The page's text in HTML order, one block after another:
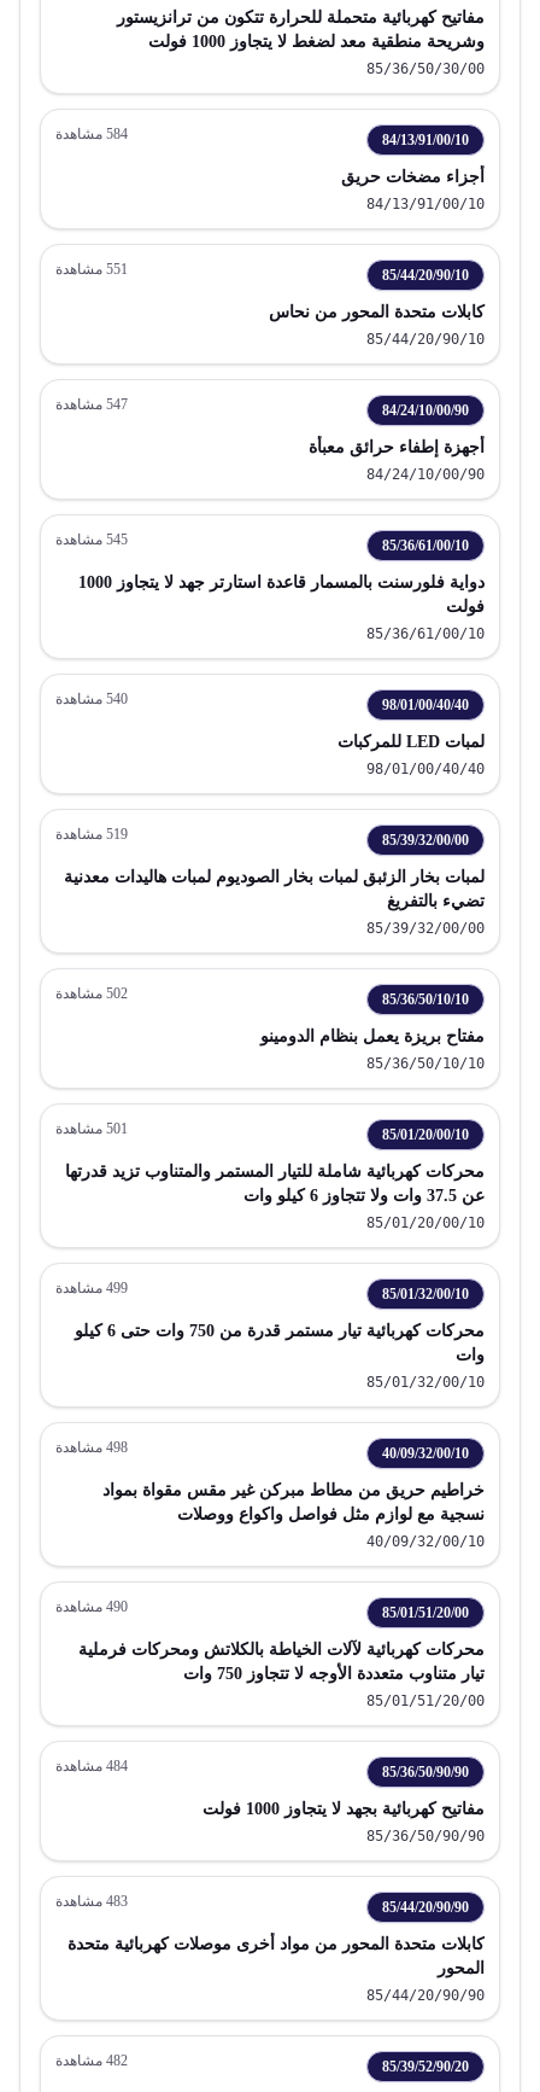
مفاتيح كهربائية متحملة للحرارة تتكون من ترانزيستور
وشريحة منطقية معد لضغط لا يتجاوز 1000 فولت
85/36/50/30/00
84/13/91/00/10
584 مشاهدة
أجزاء مضخات حريق
84/13/91/00/10
85/44/20/90/10
551 مشاهدة
كابلات متحدة المحور من نحاس
85/44/20/90/10
84/24/10/00/90
547 مشاهدة
أجهزة إطفاء حرائق معبأة
84/24/10/00/90
85/36/61/00/10
545 مشاهدة
دواية فلورسنت بالمسمار قاعدة استارتر جهد لا يتجاوز 1000
فولت
85/36/61/00/10
98/01/00/40/40
540 مشاهدة
لمبات LED للمركبات
98/01/00/40/40
85/39/32/00/00
519 مشاهدة
لمبات بخار الزئبق لمبات بخار الصوديوم لمبات هاليدات معدنية
تضيء بالتفريغ
85/39/32/00/00
85/36/50/10/10
502 مشاهدة
مفتاح بريزة يعمل بنظام الدومينو
85/36/50/10/10
85/01/20/00/10
501 مشاهدة
محركات كهربائية شاملة للتيار المستمر والمتناوب تزيد قدرتها
عن 37.5 وات ولا تتجاوز 6 كيلو وات
85/01/20/00/10
85/01/32/00/10
499 مشاهدة
محركات كهربائية تيار مستمر قدرة من 750 وات حتى 6 كيلو
وات
85/01/32/00/10
40/09/32/00/10
498 مشاهدة
خراطيم حريق من مطاط مبركن غير مقس مقواة بمواد
نسجية مع لوازم مثل فواصل واكواع ووصلات
40/09/32/00/10
85/01/51/20/00
490 مشاهدة
محركات كهربائية لآلات الخياطة بالكلاتش ومحركات فرملية
تيار متناوب متعددة الأوجه لا تتجاوز 750 وات
85/01/51/20/00
85/36/50/90/90
484 مشاهدة
مفاتيح كهربائية بجهد لا يتجاوز 1000 فولت
85/36/50/90/90
85/44/20/90/90
483 مشاهدة
كابلات متحدة المحور من مواد أخرى موصلات كهربائية متحدة
المحور
85/44/20/90/90
85/39/52/90/20
482 مشاهدة